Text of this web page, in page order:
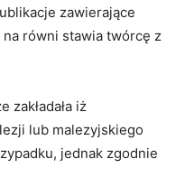
zawierające
na równi stawia twórcę z
zakładała iż
lub malezyjskiego
jednak zgodnie